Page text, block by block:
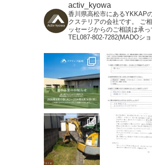
activ_kyowa
香川県高松市にあるYKKAP
クステリアの会社です。
ご
ッセージからのご相談は承っ
TEL087-802-7282(MADOシ